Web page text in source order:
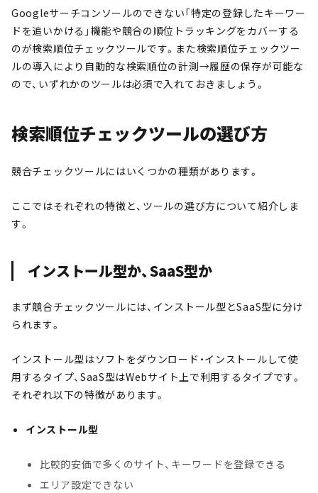
Googleサーチコンソールのできない「特定の登録したキーワー
ドを追いかける」機能や競合の順位トラッキングをカバーする
のが検索順位チェックツールです。また検索順位チェックツー
ルの導入により自動的な検索順位の計測→履歴の保存が可能な
ので、いずれかのツールは必須で入れておきましょう。
検索順位チェックツールの選び方
競合チェックツールにはいくつかの種類があります。
ここではそれぞれの特徴と、ツールの選び方について紹介しま
す。
インストール型か、SaaS型か
まず競合チェックツールには、インストール型とSaaS型に分け
られます。
インストール型はソフトをダウンロード・インストールして使
用するタイプ、SaaS型はWebサイト上で利用するタイプです。
それぞれ以下の特徴があります。
インストール型
比較的安価で多くのサイト、キーワードを登録できる
エリア設定できない